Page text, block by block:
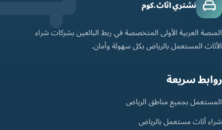
نشتري اثاث.كوم
المنصة العربية الأولى المتخصصة في ربط البائعين بشركات شراء
الأثاث المستعمل بالرياض بكل سهولة وأمان.
روابط سريعة
المستعمل بجميع مناطق الرياض
شراء أثاث مستعمل بالرياض